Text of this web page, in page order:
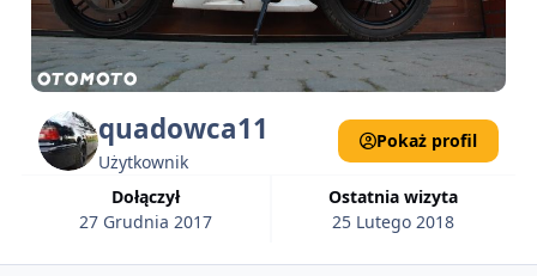
quadowca11
Użytkownik
Dołączył
27 Grudnia 2017
Ostatnia wizyta
25 Lutego 2018
Pokaż profil